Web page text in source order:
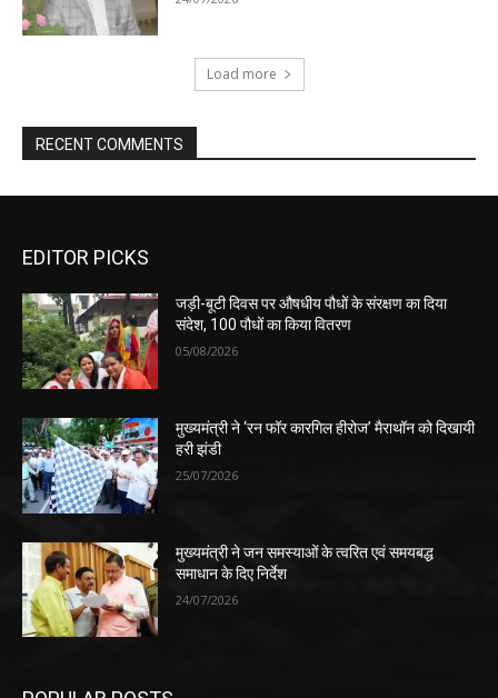
Load more
RECENT COMMENTS
EDITOR PICKS
जड़ी-बूटी दिवस पर औषधीय पौधों के संरक्षण का दिया
संदेश, 100 पौधों का किया वितरण
05/08/2026
मुख्यमंत्री ने ‘रन फॉर कारगिल हीरोज’ मैराथॉन को दिखायी
हरी झंडी
25/07/2026
मुख्यमंत्री ने जन समस्याओं के त्वरित एवं समयबद्ध
समाधान के दिए निर्देश
24/07/2026